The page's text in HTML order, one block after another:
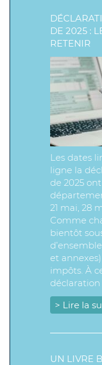
DE 2025 :
RETENIR
Les dates
ligne la
de 2025
21 mai, 28
Comme
bientôt
et
impôts. À
déclaration
> Lire la
UN LIVRE